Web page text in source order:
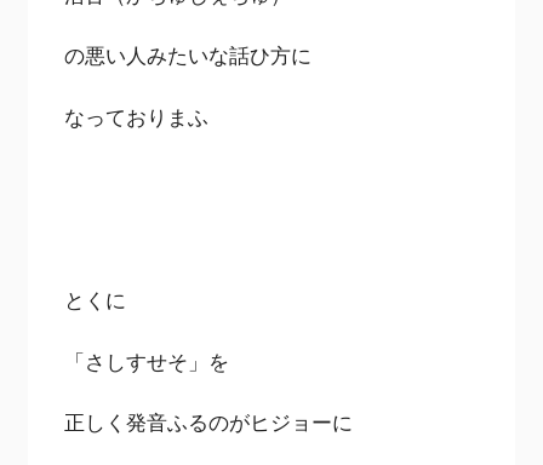
の悪い人みたいな話ひ方に
なっておりまふ
とくに
「さしすせそ」を
正しく発音ふるのがヒジョーに